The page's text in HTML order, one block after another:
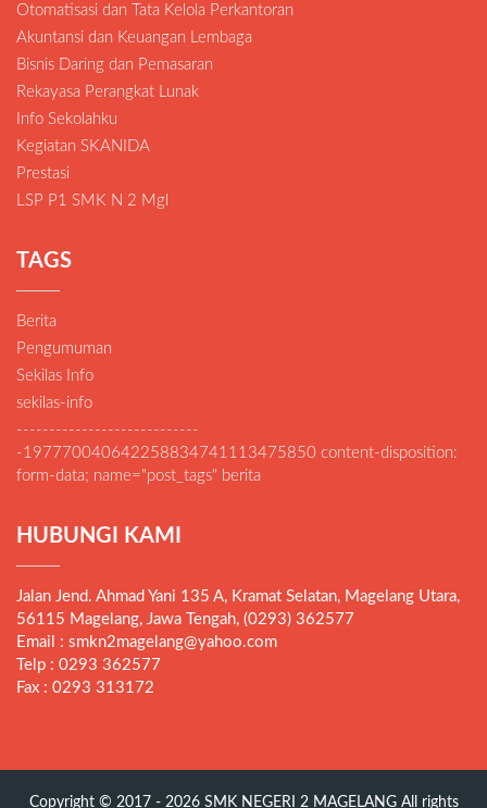
Otomatisasi dan Tata Kelola Perkantoran
Akuntansi dan Keuangan Lembaga
Bisnis Daring dan Pemasaran
Rekayasa Perangkat Lunak
Info Sekolahku
Kegiatan SKANIDA
Prestasi
LSP P1 SMK N 2 Mgl
TAGS
Berita
Pengumuman
Sekilas Info
sekilas-info
----------------------------
-197770040642258834741113475850 content-disposition:
form-data; name="post_tags" berita
HUBUNGI KAMI
Jalan Jend. Ahmad Yani 135 A, Kramat Selatan, Magelang Utara,
56115 Magelang, Jawa Tengah, (0293) 362577
Email : smkn2magelang@yahoo.com
Telp : 0293 362577
Fax : 0293 313172
Copyright © 2017 - 2026SMK NEGERI 2 MAGELANGAll rights